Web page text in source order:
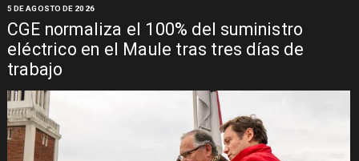
CGE normaliza el 100% del suministro
eléctrico en el Maule tras tres días de
trabajo
5 DE AGOSTO DE 2026